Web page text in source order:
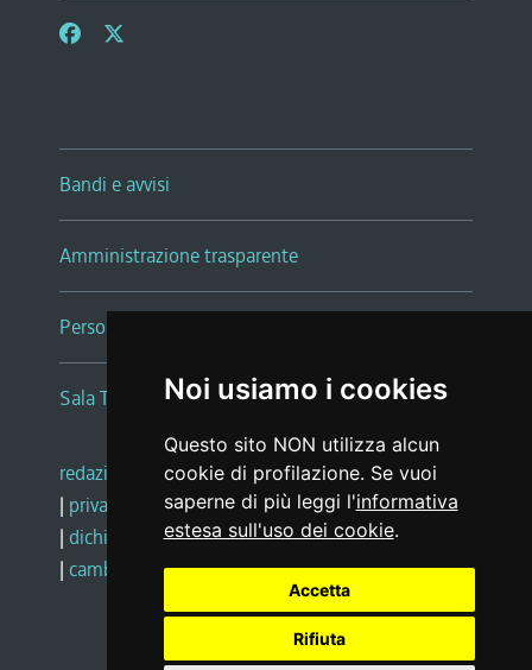
Noi usiamo i cookies
Questo sito NON utilizza alcun
cookie di profilazione. Se vuoi
saperne di più leggi l'informativa
estesa sull'uso dei cookie.
Accetta
Rifiuta
Bandi e avvisi
Amministrazione trasparente
Persone e Uffici
Sala Tiziano Tessitori
redazione web |note legali |glossario
| privacy
social media policy
| dichiarazione di accessibilità |feedback
| cambio preferenze cookie
Realizzato da